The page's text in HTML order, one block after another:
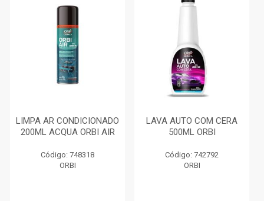
LIMPA AR CONDICIONADO
200ML ACQUA ORBI AIR
Código: 748318
ORBI
LAVA AUTO COM CERA
500ML ORBI
Código: 742792
ORBI